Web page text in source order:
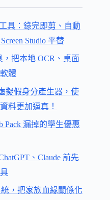
具：錄完即剪、自動
Studio 平替
，把本地 OCR、桌面
體
擬假身分產生器，使
料更加逼真！
Pack 漏掉的學生優惠
、Claude 前先
統，把家族血緣關係化